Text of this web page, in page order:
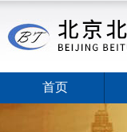
首页